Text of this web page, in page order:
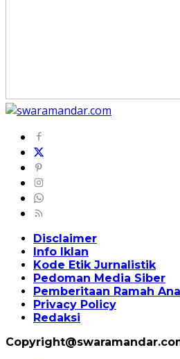
Disclaimer
Info Iklan
Kode Etik Jurnalistik
Pedoman Media Siber
Pemberitaan Ramah
Privacy Policy
Redaksi